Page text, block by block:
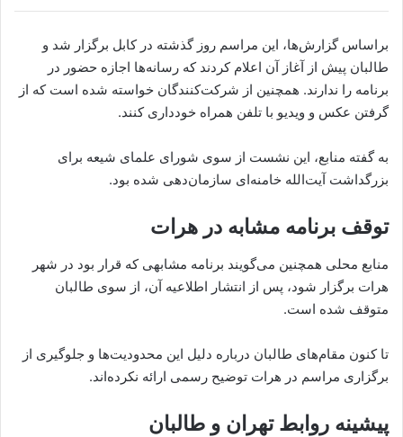
براساس گزارش‌ها، این مراسم روز گذشته در کابل برگزار شد و
طالبان پیش از آغاز آن اعلام کردند که رسانه‌ها اجازه حضور در
برنامه را ندارند. همچنین از شرکت‌کنندگان خواسته شده است که از
گرفتن عکس و ویدیو با تلفن همراه خودداری کنند.
به گفته منابع، این نشست از سوی شورای علمای شیعه برای
بزرگداشت آیت‌الله خامنه‌ای سازمان‌دهی شده بود.
توقف برنامه مشابه در هرات
منابع محلی همچنین می‌گویند برنامه مشابهی که قرار بود در شهر
هرات برگزار شود، پس از انتشار اطلاعیه آن، از سوی طالبان
متوقف شده است.
تا کنون مقام‌های طالبان درباره دلیل این محدودیت‌ها و جلوگیری از
برگزاری مراسم در هرات توضیح رسمی ارائه نکرده‌اند.
پیشینه روابط تهران و طالبان